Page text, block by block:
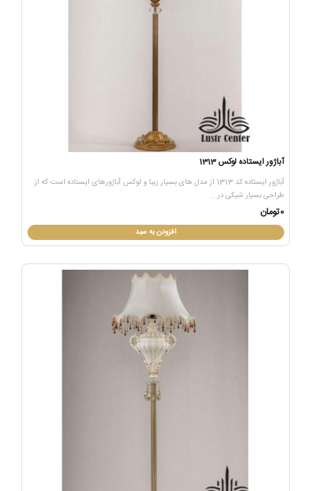
آباژور ایستاده لوکس 1313
آباژور ایستاده کد 1313 از مدل های بسیار زیبا و لوکس آباژورهای ایستاده است که از
طراحی بسیار شیکی در ..
0تومان
افزودن به سبد